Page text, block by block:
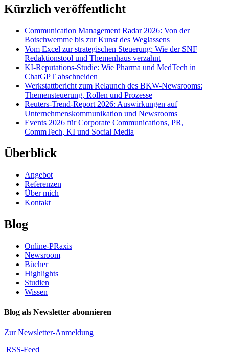
Kürzlich veröffentlicht
Communication Management Radar 2026: Von der
Botschwemme bis zur Kunst des Weglassens
Vom Excel zur strategischen Steuerung: Wie der SNF
Redaktionstool und Themenhaus verzahnt
KI-Reputations-Studie: Wie Pharma und MedTech in
ChatGPT abschneiden
Werkstattbericht zum Relaunch des BKW-Newsrooms:
Themensteuerung, Rollen und Prozesse
Reuters-Trend-Report 2026: Auswirkungen auf
Unternehmenskommunikation und Newsrooms
Events 2026 für Corporate Communications, PR,
CommTech, KI und Social Media
Überblick
Angebot
Referenzen
Über mich
Kontakt
Blog
Online-PRaxis
Newsroom
Bücher
Highlights
Studien
Wissen
Blog als Newsletter abonnieren
Zur Newsletter-Anmeldung
RSS-Feed